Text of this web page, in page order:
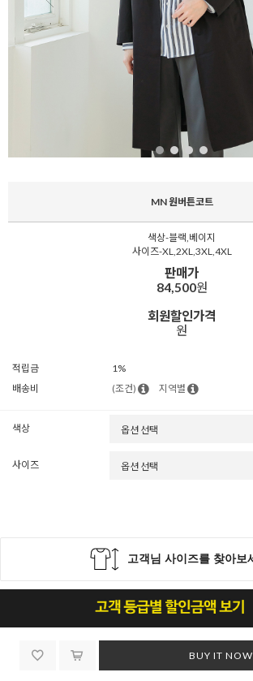
MN 원버튼코트
색상-블랙,베이지
사이즈-XL,2XL,3XL,4XL
판매가
84,500원
회원할인가격
원
적립금
1%
배송비
(조건) 지역별
색상
사이즈
BUY IT NOW